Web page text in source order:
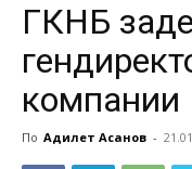
ГКНБ
компании
По Адилет Асанов -